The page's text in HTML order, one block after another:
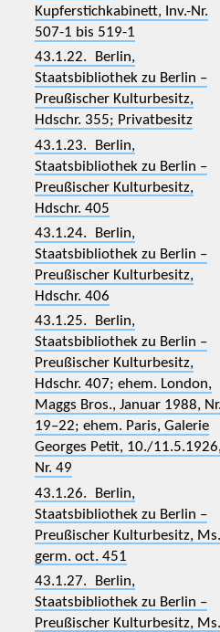
Kupferstichkabinett, Inv.-Nr.
507-1 bis 519-1
43.1.22. Berlin,
Staatsbibliothek zu Berlin –
Preußischer Kulturbesitz,
Hdschr. 355; Privatbesitz
43.1.23. Berlin,
Staatsbibliothek zu Berlin –
Preußischer Kulturbesitz,
Hdschr. 405
43.1.24. Berlin,
Staatsbibliothek zu Berlin –
Preußischer Kulturbesitz,
Hdschr. 406
43.1.25. Berlin,
Staatsbibliothek zu Berlin –
Preußischer Kulturbesitz,
Hdschr. 407; ehem. London,
Maggs Bros., Januar 1988, Nr.
19–22; ehem. Paris, Galerie
Georges Petit, 10./11.5.1926,
Nr. 49
43.1.26. Berlin,
Staatsbibliothek zu Berlin –
Preußischer Kulturbesitz, Ms.
germ. oct. 451
43.1.27. Berlin,
Staatsbibliothek zu Berlin –
Preußischer Kulturbesitz, Ms.